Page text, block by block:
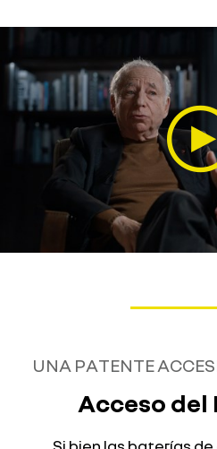
UNA PATENTE
Acceso del
Si bien las baterías